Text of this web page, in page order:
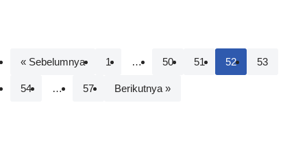
« Sebelumnya 1 … 50 51 52 53
54 … 57 Berikutnya »